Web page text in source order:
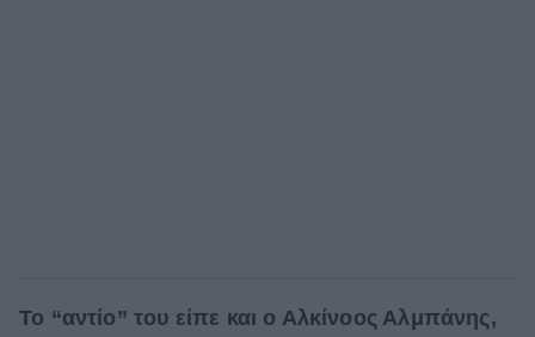
Το “αντίο” του είπε και ο Αλκίνοος Αλμπάνης,